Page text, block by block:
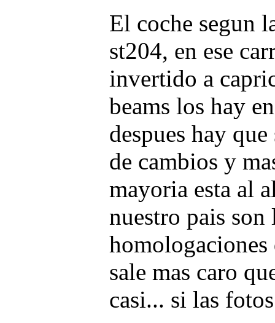
El coche segun
st204, en ese
invertido a
beams los hay
despues hay
de cambios y
mayoria esta al
nuestro pais son
sale mas caro
casi... si las